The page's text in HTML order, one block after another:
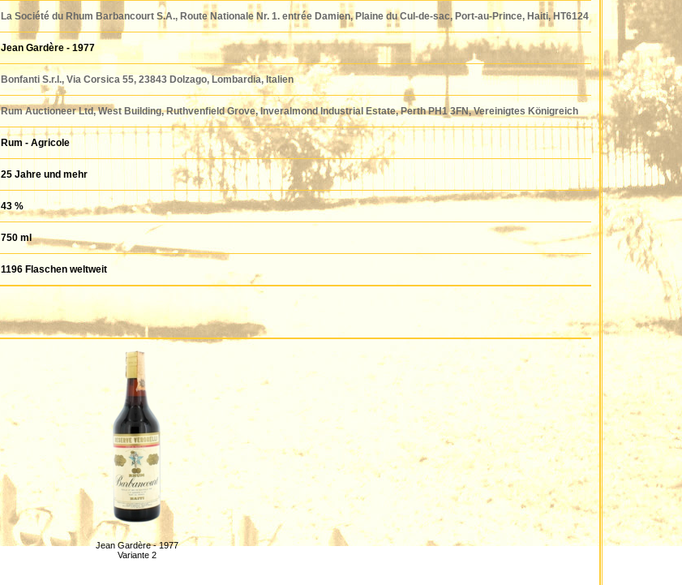
La Société du Rhum Barbancourt S.A., Route Nationale Nr. 1. entrée Damien, Plaine du Cul-de-sac, Port-au-Prince, Haiti, HT6124
Jean Gardère - 1977
Bonfanti S.r.l., Via Corsica 55, 23843 Dolzago, Lombardia, Italien
Rum Auctioneer Ltd, West Building, Ruthvenfield Grove, Inveralmond Industrial Estate, Perth PH1 3FN, Vereinigtes Königreich
Rum - Agricole
25 Jahre und mehr
43 %
750 ml
1196 Flaschen weltweit
Jean Gardère - 1977
Variante 2